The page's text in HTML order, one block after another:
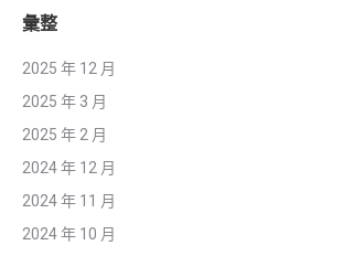
彙整
2025 年 12 月
2025 年 3 月
2025 年 2 月
2024 年 12 月
2024 年 11 月
2024 年 10 月